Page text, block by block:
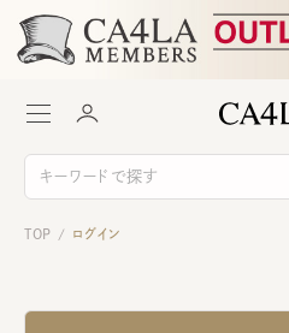
TOP / ログイン